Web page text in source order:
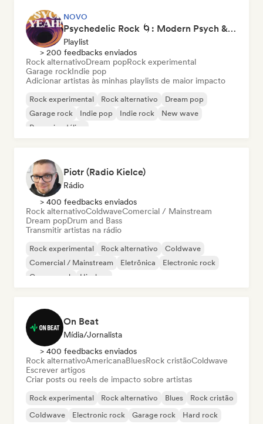
NOVO
Psychedelic Rock 🌀: Modern Psych & Turkish Vibes
Playlist
> 200 feedbacks enviados
Rock alternativoDream popRock experimental
Garage rockIndie pop
Adicionar artistas às minhas playlists de maior impacto
Rock experimental Rock alternativo
Dream pop
Garage rock
Indie pop Indie rock
New wave
Pop psicodélico
Piotr (Radio Kielce)
Rádio
> 400 feedbacks enviados
Rock alternativoColdwaveComercial / Mainstream
Dream popDrum and Bass
Transmitir artistas na rádio
Rock experimental Rock alternativo
Coldwave
Comercial / Mainstream
Eletrônica
Electronic rock
Garage rock
Hip-hop
On Beat
Mídia/Jornalista
> 400 feedbacks enviados
Rock alternativoAmericanaBluesRock cristãoColdwave
Escrever artigos
Criar posts ou reels de impacto sobre artistas
Rock experimental Rock alternativo Blues
Rock cristão
Coldwave
Electronic rock Garage rock Hard rock